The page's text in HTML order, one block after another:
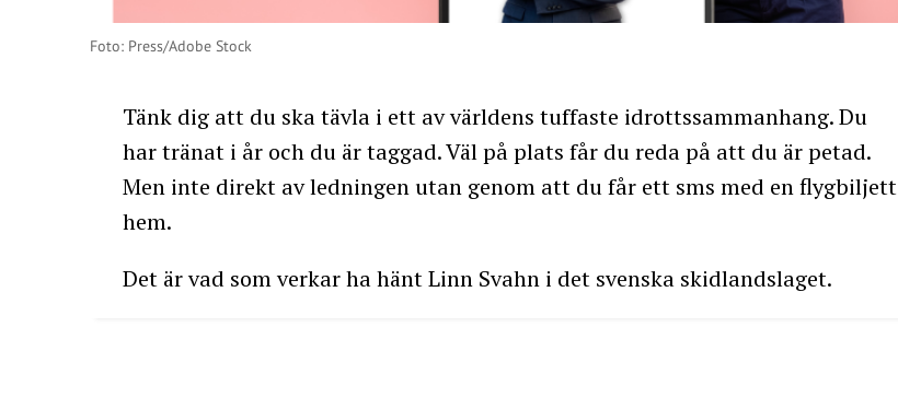
Foto: Press/Adobe Stock
Tänk dig att du ska tävla i ett av världens tuffaste idrottssammanhang. Du
har tränat i år och du är taggad. Väl på plats får du reda på att du är petad.
Men inte direkt av ledningen utan genom att du får ett sms med en flygbiljett
hem.
Det är vad som verkar ha hänt Linn Svahn i det svenska skidlandslaget.